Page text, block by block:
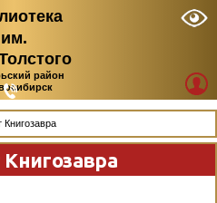
им.
район